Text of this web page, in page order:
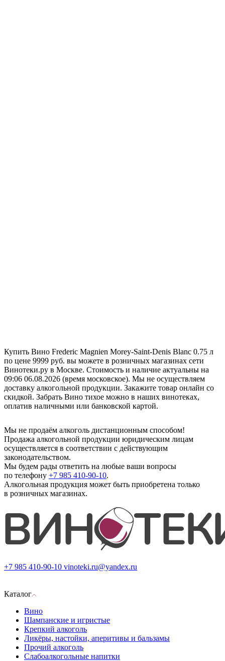
Купить Вино Frederic Magnien Morey-Saint-Denis Blanc 0.75 л
по цене 9999 руб. вы можете в розничных магазинах сети
Винотеки.ру в Москве. Стоимость и наличие актуальны на
09:06 06.08.2026 (время московское). Мы не осуществляем
доставку алкогольной продукции. Закажите товар онлайн со
скидкой. Забрать Вино тихое можно в наших винотеках,
оплатив наличными или банковской картой.
Мы не продаём алкоголь дистанционным способом!
Продажа алкогольной продукции юридическим лицам
осуществляется в соответствии с действующим
законодательством.
Мы будем рады ответить на любые ваши вопросы
по телефону +7 985 410-90-10.
Алкогольная продукция может быть приобретена только
в розничных магазинах.
+7 985 410-90-10 vinoteki.ru@yandex.ru
Каталог
Вино
Шампанские и игристые
Крепкий алкоголь
Ликёры, настойки, аперитивы и бальзамы
Прочий алкоголь
Слабоалкогольные напитки